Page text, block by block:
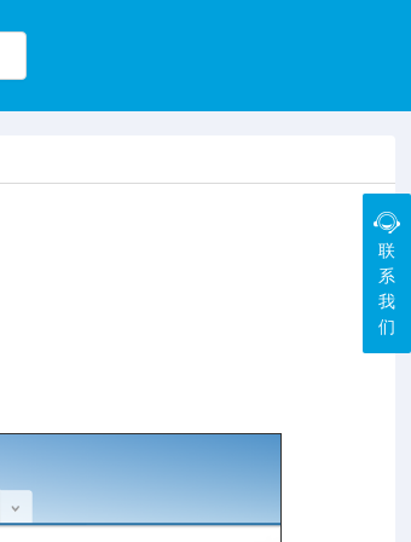
联
系
我
们